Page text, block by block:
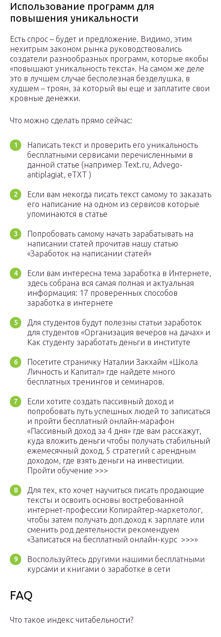
Использование программ для
повышения уникальности
Есть спрос – будет и предложение. Видимо, этим
нехитрым законом рынка руководствовались
создатели разнообразных программ, которые якобы
«повышают уникальность текста». На самом же деле
это в лучшем случае бесполезная безделушка, в
худшем – троян, за который вы еще и заплатите свои
кровные денежки.
Что можно сделать прямо сейчас:
Написать текст и проверить его уникальность
бесплатными сервисами перечисленными в
данной статье (например Text.ru, Advego-
antiplagiat, eTXT )
Если вам некогда писать текст самому то заказать
его написание на одном из сервисов которые
упоминаются в статье
Попробовать самому начать зарабатывать на
написании статей прочитав нашу статью
«Заработок на написании статей»
Если вам интересна тема заработка в Интернете,
здесь собрана вся самая полная и актуальная
информация: 17 проверенных способов
заработка в интернете
Для студентов будут полезны статьи заработок
для студентов «Организация вечеров на дачах» и
Как студенту заработать деньги в институте
Посетите страничку Наталии Закхайм «Школа
Личность и Капитал» где найдете много
бесплатных тренингов и семинаров.
Если хотите создать пассивный доход и
попробовать путь успешных людей то записаться
и пройти бесплатный онлайн-марафон
«Пассивный доход за 4 дня» где вам расскажут,
куда вложить деньги чтобы получать стабильный
ежемесячный доход, 5 стратегий с арендным
доходом, где взять деньги на инвестиции.
Пройти обучение >>>
Для тех, кто хочет научиться писать продающие
тексты и освоить основы востребованной
интернет-профессии Копирайтер-маркетолог,
чтобы затем получать доп.доход к зарплате или
сменить род деятельности рекомендуем
«Записаться на бесплатный онлайн-курс >>>»
Воспользуйтесь другими нашими бесплатными
курсами и книгами о заработке в сети
FAQ
Что такое индекс читабельности?